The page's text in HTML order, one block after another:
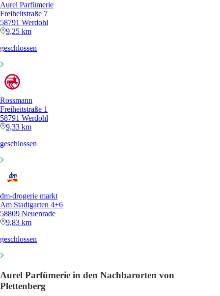
Aurel Parfümerie
Freiheitstraße 7
58791 Werdohl
9,25 km
geschlossen
Rossmann
Freiheitstraße 1
58791 Werdohl
9,33 km
geschlossen
dm-drogerie markt
Am Stadtgarten 4+6
58809 Neuenrade
9,83 km
geschlossen
Aurel Parfümerie in den Nachbarorten von
Plettenberg